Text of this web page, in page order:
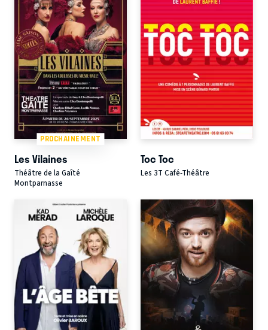
PROCHAINEMENT
Les Vilaines
Théâtre de la Gaîté
Montparnasse
Toc Toc
Les 3T Café-Théâtre